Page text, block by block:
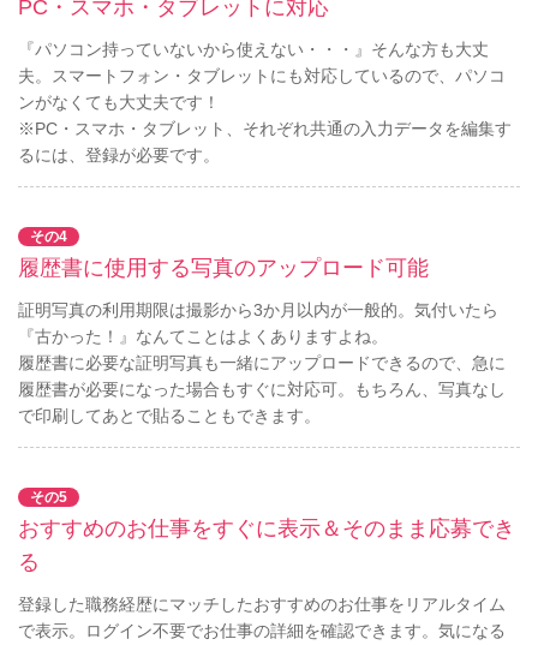
PC・スマホ・タブレットに対応
『パソコン持っていないから使えない・・・』そんな方も大丈
夫。スマートフォン・タブレットにも対応しているので、パソコ
ンがなくても大丈夫です！
※PC・スマホ・タブレット、それぞれ共通の入力データを編集す
るには、登録が必要です。
その4
履歴書に使用する写真のアップロード可能
証明写真の利用期限は撮影から3か月以内が一般的。気付いたら
『古かった！』なんてことはよくありますよね。
履歴書に必要な証明写真も一緒にアップロードできるので、急に
履歴書が必要になった場合もすぐに対応可。もちろん、写真なし
で印刷してあとで貼ることもできます。
その5
おすすめのお仕事をすぐに表示＆そのまま応募でき
る
登録した職務経歴にマッチしたおすすめのお仕事をリアルタイム
で表示。ログイン不要でお仕事の詳細を確認できます。気になる